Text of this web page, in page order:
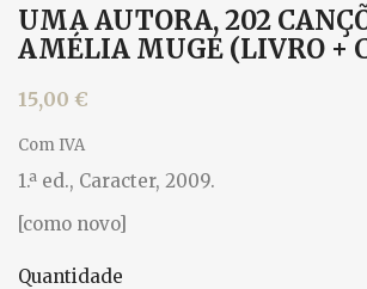
UMA AUTORA, 202
AMÉLIA MUGE (LIVRO +
15,00 €
Com IVA
1.ª ed., Caracter, 2009.
[como novo]
Quantidade